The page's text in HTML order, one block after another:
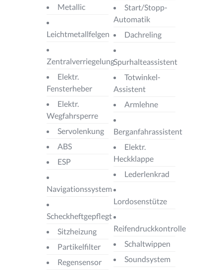
Metallic
Leichtmetallfelgen
Zentralverriegelung
Elektr.
Fensterheber
Elektr.
Wegfahrsperre
Servolenkung
ABS
ESP
Navigationssystem
Scheckheftgepflegt
Sitzheizung
Partikelfilter
Regensensor
Start/Stopp-
Automatik
Dachreling
Spurhalteassistent
Totwinkel-
Assistent
Armlehne
Berganfahrassistent
Elektr.
Heckklappe
Lederlenkrad
Lordosenstütze
Reifendruckkontrolle
Schaltwippen
Soundsystem